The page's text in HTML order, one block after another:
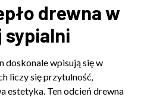
drewna w
sypialni
doskonale wpisują się w
liczy się przytulność,
estetyka. Ten odcień drewna